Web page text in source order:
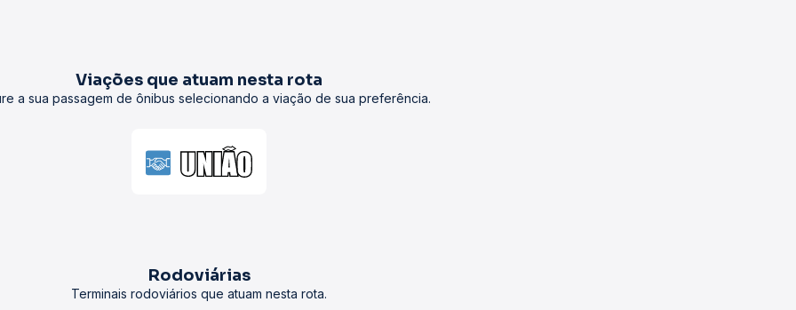
Viações que atuam nesta rota
a sua passagem de ônibus selecionando a viação de sua preferência.
Rodoviárias
Terminais rodoviários que atuam nesta rota.